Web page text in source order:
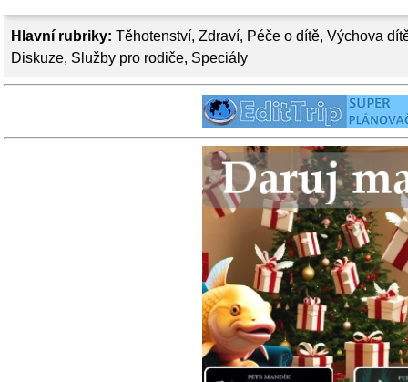
Hlavní rubriky: Těhotenství, Zdraví, Péče o dítě, Výchova
Diskuze, Služby pro rodiče, Speciály